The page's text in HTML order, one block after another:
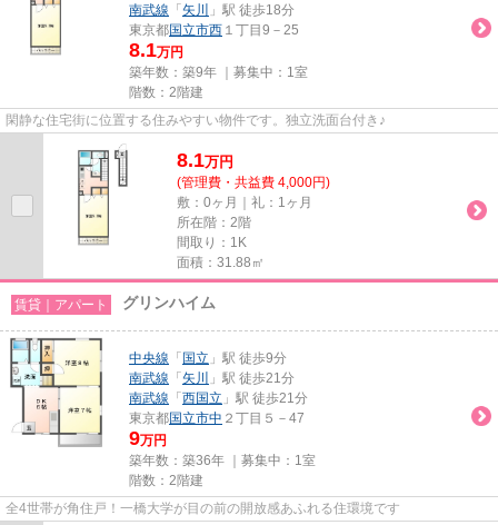
南武線 「 矢川
」駅 徒歩18分
東京都国立市西 １丁目9－25
8.1万円
築年数：築9年 ｜募集中： 1室
階数：2階建
閑静な住宅街に位置する住みやすい物件です。独立洗面台付き♪
8.1万円
(管理費・共益費 4,000円)
敷：0ヶ月｜礼：1ヶ月
所在階：2階
間取り：1K
面積：31.88㎡
賃貸｜アパート グリンハイム
中央線 「 国立 」駅 徒歩9分
南武線 「 矢川
」駅 徒歩21分
南武線 「 西国立 」駅 徒歩21分
東京都国立市中 ２丁目５－47
9万円
築年数：築36年 ｜募集中： 1室
階数：2階建
全4世帯が角住戸！一橋大学が目の前の開放感あふれる住環境です